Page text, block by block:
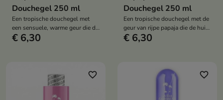
Douchegel 250 ml
Een tropische douchegel met
een sensuele, warme geur die de
huid mild reinigt en fris en
€ 6,30
Douchegel 250 ml
Een tropische douchegel met de
geur van rijpe papaja die de huid
mild reinigt en verfrist, zacht en
€ 6,30
favorite_border favorite_border